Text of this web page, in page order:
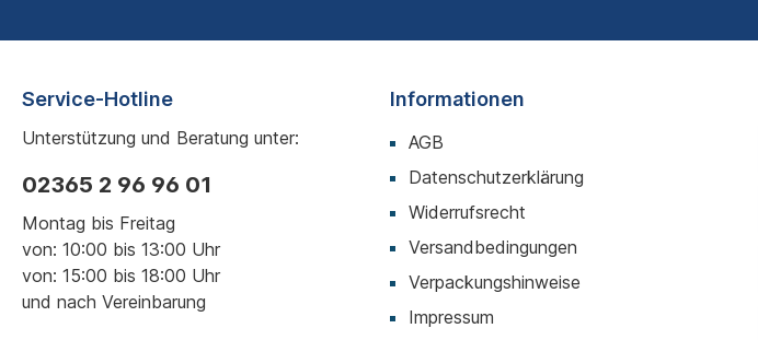
Service-Hotline
Unterstützung und Beratung unter:
02365 2 96 96 01
Montag bis Freitag
von: 10:00 bis 13:00 Uhr
von: 15:00 bis 18:00 Uhr
und nach Vereinbarung
Informationen
AGB
Datenschutzerklärung
Widerrufsrecht
Versandbedingungen
Verpackungshinweise
Impressum